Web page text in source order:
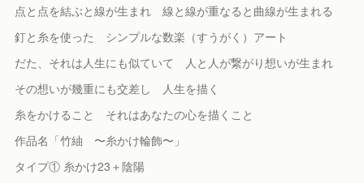
点と点を結ぶと線が生まれ 線と線が重なると曲線が生まれる
釘と糸を使った シンプルな数楽（すうがく）アート
だた、それは人生にも似ていて 人と人が繋がり想いが生まれ
その想いが幾重にも交差し 人生を描く
糸をかけること それはあなたの心を描くこと
作品名「竹紬 〜糸かけ輪飾〜」
タイプ① 糸かけ23＋陰陽